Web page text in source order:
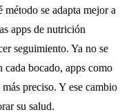
método se adapta mejor a
apps de nutrición
seguimiento. Ya no se
cada bocado, apps como
preciso. Y ese cambio
su salud.